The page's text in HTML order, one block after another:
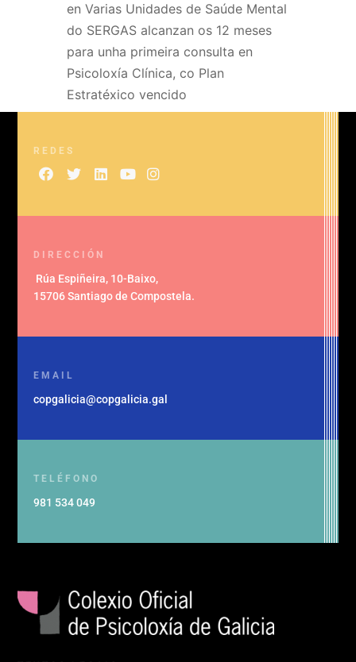
en Varias Unidades de Saúde Mental
do SERGAS alcanzan os 12 meses
para unha primeira consulta en
Psicoloxía Clínica, co Plan
Estratéxico vencido
REDES
DIRECCIÓN
Rúa Espiñeira, 10-Baixo,
15706 Santiago de Compostela.
EMAIL
copgalicia@copgalicia.gal
TELÉFONO
981 534 049